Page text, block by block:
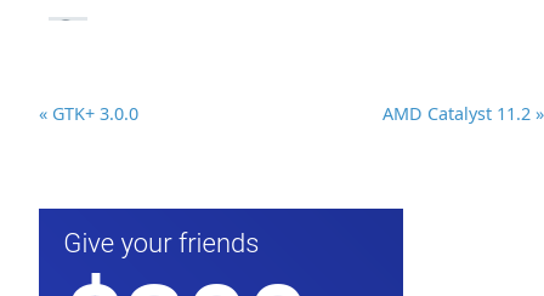
« GTK+ 3.0.0 AMD Catalyst 11.2 »